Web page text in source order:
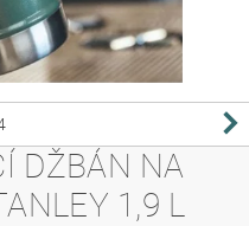
DŽBÁN NA
1,9 L